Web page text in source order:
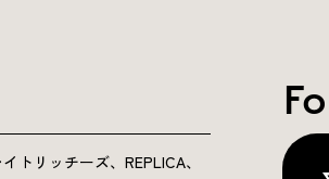
トリッチーズ、REPLICA、